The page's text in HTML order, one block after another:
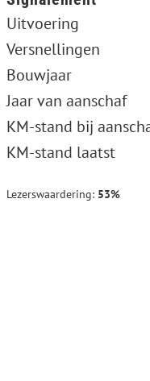
Uitvoering
Versnellingen
Bouwjaar
Jaar van aanschaf
KM-stand bij
KM-stand laatst
Lezerswaardering: 53%